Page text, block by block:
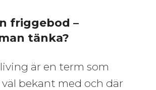
friggebod –
tänka?
är en term som
bekant med och där